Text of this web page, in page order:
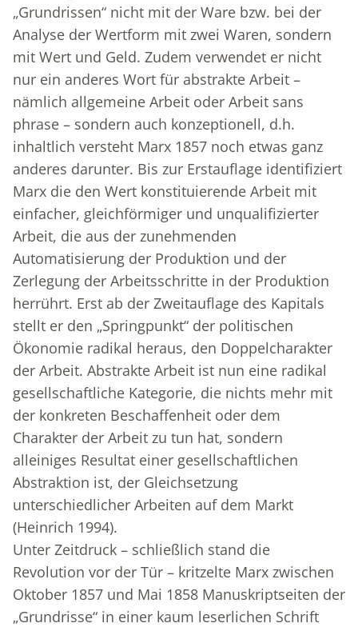
„Grundrissen“ nicht mit der Ware bzw. bei der
Analyse der Wertform mit zwei Waren, sondern
mit Wert und Geld. Zudem verwendet er nicht
nur ein anderes Wort für abstrakte Arbeit –
nämlich allgemeine Arbeit oder Arbeit sans
phrase – sondern auch konzeptionell, d.h.
inhaltlich versteht Marx 1857 noch etwas ganz
anderes darunter. Bis zur Erstauflage identifiziert
Marx die den Wert konstituierende Arbeit mit
einfacher, gleichförmiger und unqualifizierter
Arbeit, die aus der zunehmenden
Automatisierung der Produktion und der
Zerlegung der Arbeitsschritte in der Produktion
herrührt. Erst ab der Zweitauflage des Kapitals
stellt er den „Springpunkt“ der politischen
Ökonomie radikal heraus, den Doppelcharakter
der Arbeit. Abstrakte Arbeit ist nun eine radikal
gesellschaftliche Kategorie, die nichts mehr mit
der konkreten Beschaffenheit oder dem
Charakter der Arbeit zu tun hat, sondern
alleiniges Resultat einer gesellschaftlichen
Abstraktion ist, der Gleichsetzung
unterschiedlicher Arbeiten auf dem Markt
(Heinrich 1994).
Unter Zeitdruck – schließlich stand die
Revolution vor der Tür – kritzelte Marx zwischen
Oktober 1857 und Mai 1858 Manuskriptseiten der
„Grundrisse“ in einer kaum leserlichen Schrift